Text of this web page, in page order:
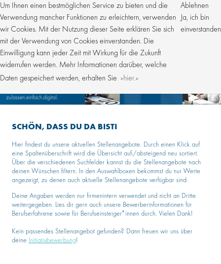
Um Ihnen einen bestmöglichen Service zu bieten und die
Verwendung mancher Funktionen zu erleichtern, verwenden
wir Cookies. Mit der Nutzung dieser Seite erklären Sie sich
mit der Verwendung von Cookies einverstanden. Die
Einwilligung kann jeder Zeit mit Wirkung für die Zukunft
widerrufen werden. Mehr Informationen darüber, welche
Daten gespeichert werden, erhalten Sie
hier.
Ablehnen
Ja, ich bin
einverstanden
SCHÖN, DASS DU DA BIST!
Hier findest du unsere aktuellen Stellenangebote. Durch einen Klick auf
eine Spaltenüberschrift wird die Übersicht auf-/absteigend neu sortiert.
Über die verschiedenen Suchfelder kannst du die Stellenangebote nach
deinen Wünschen filtern. In den Auswahlboxen bekommst du nur Werte
angezeigt, zu denen auch aktuelle Stellenangebote verfügbar sind.
Deine Angaben werden nur firmenintern verwendet und nicht an Dritte
weitergegeben. Lies dir gern auch unsere Bewerberinformationen für
Berufserfahrene sowie für Berufseinsteiger*innen durch. Vielen Dank!
Kein passendes Stellenangebot gefunden? Dann freuen wir uns über
deine
Initiativbewerbung!